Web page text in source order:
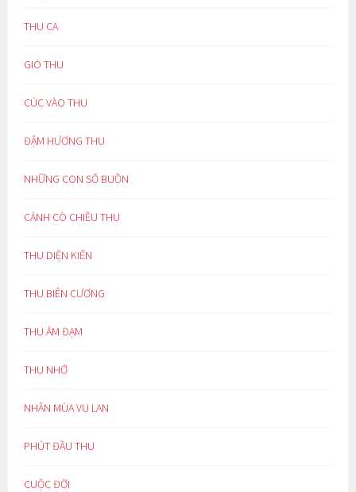
THU CA
GIÓ THU
CÚC VÀO THU
ĐẬM HƯƠNG THU
NHỮNG CON SỐ BUỒN
CÁNH CÒ CHIỀU THU
THU DIỆN KIẾN
THU BIÊN CƯƠNG
THU ẢM ĐẠM
THU NHỚ
NHÂN MÙA VU LAN
PHÚT ĐẦU THU
CUỘC ĐỜI